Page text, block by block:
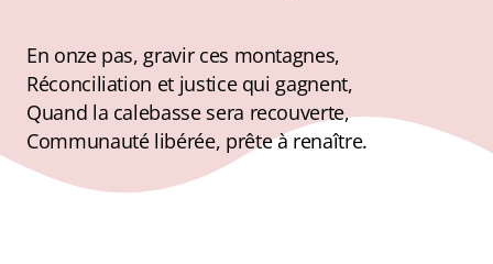
En onze pas, gravir ces montagnes,
Réconciliation et justice qui gagnent,
Quand la calebasse sera recouverte,
Communauté libérée, prête à renaître.